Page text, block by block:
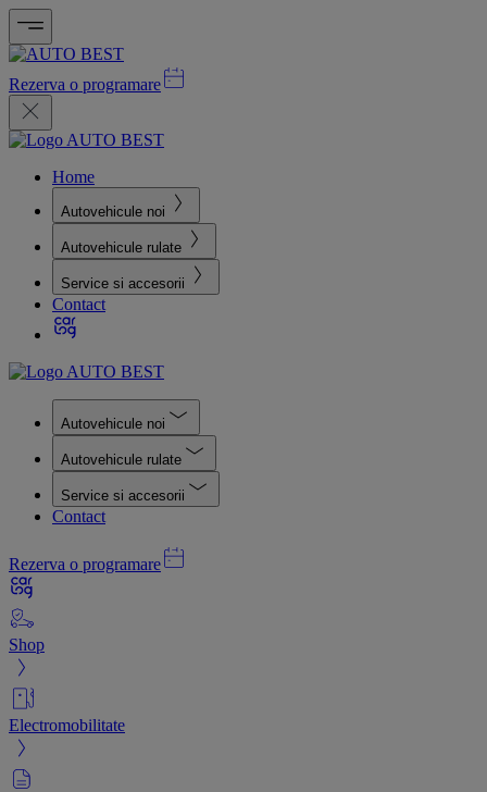
Rezerva o programare
Home
Autovehicule noi
Autovehicule rulate
Service si accesorii
Contact
Autovehicule noi
Autovehicule rulate
Service si accesorii
Contact
Rezerva o programare
Shop
Electromobilitate